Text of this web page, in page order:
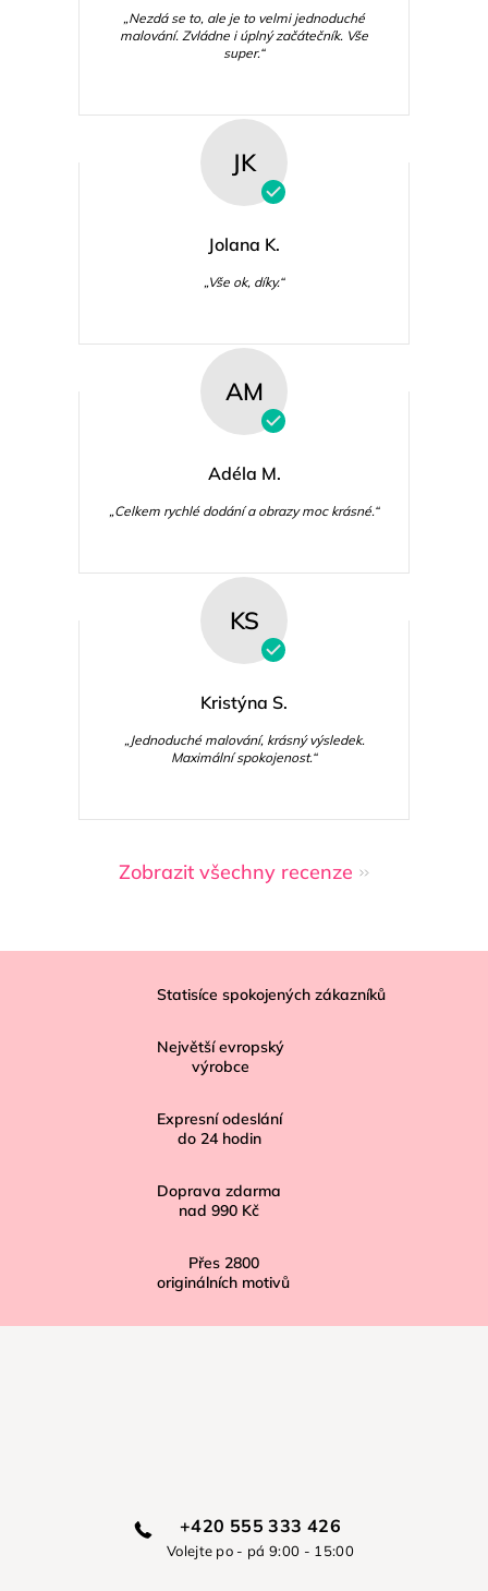
„Nezdá se to, ale je to velmi jednoduché
malování. Zvládne i úplný začátečník. Vše
super.“
JK
Jolana K.
„Vše ok, díky.“
AM
Adéla M.
„Celkem rychlé dodání a obrazy moc krásné.“
KS
Kristýna S.
„Jednoduché malování, krásný výsledek.
Maximální spokojenost.“
Zobrazit všechny recenze
Statisíce spokojených zákazníků
Největší evropský
výrobce
Expresní odeslání
do 24 hodin
Doprava zdarma
nad 990 Kč
Přes 2800
originálních motivů
+420 555 333 426
Volejte po - pá 9:00 - 15:00